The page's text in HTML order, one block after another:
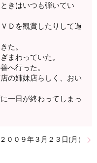
きはいつも弾いてい
Ｄを観賞したりして過
た。
まわっていた。
へ行った。
の姉妹店らしく、おい
一日が終わってしまっ
２００９年３月２３日(月）